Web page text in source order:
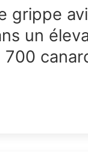
grippe
un
700